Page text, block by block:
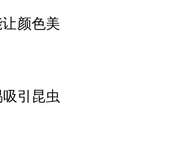
颜色美
引昆虫